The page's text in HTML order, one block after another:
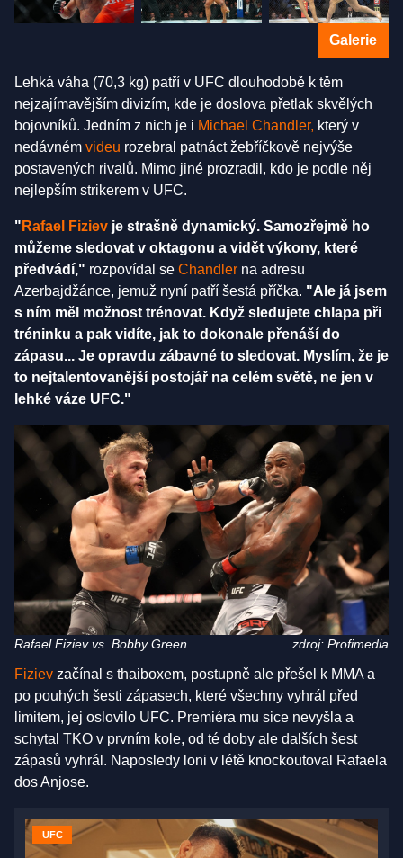
Galerie
Lehká váha (70,3 kg) patří v UFC dlouhodobě k těm
nejzajímavějším divizím, kde je doslova přetlak skvělých
bojovníků. Jedním z nich je i Michael Chandler, který v
nedávném videu rozebral patnáct žebříčkově nejvýše
postavených rivalů. Mimo jiné prozradil, kdo je podle něj
nejlepším strikerem v UFC.
" Rafael Fiziev je strašně dynamický. Samozřejmě ho
můžeme sledovat v oktagonu a vidět výkony, které
předvádí," rozpovídal se Chandler na adresu
Azerbajdžánce, jemuž nyní patří šestá příčka. "Ale já jsem
s ním měl možnost trénovat. Když sledujete chlapa při
tréninku a pak vidíte, jak to dokonale přenáší do
zápasu... Je opravdu zábavné to sledovat. Myslím, že je
to nejtalentovanější postojář na celém světě, ne jen v
lehké váze UFC."
Rafael Fiziev vs. Bobby Green zdroj: Profimedia
Fiziev začínal s thaiboxem, postupně ale přešel k MMA a
po pouhých šesti zápasech, které všechny vyhrál před
limitem, jej oslovilo UFC. Premiéra mu sice nevyšla a
schytal TKO v prvním kole, od té doby ale dalších šest
zápasů vyhrál. Naposledy loni v létě knockoutoval Rafaela
dos Anjose.
UFC